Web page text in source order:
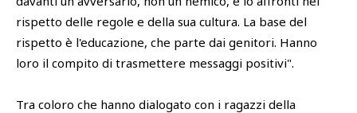
rispetto delle regole e della sua cultura. La base del
rispetto è l'educazione, che parte dai genitori. Hanno
loro il compito di trasmettere messaggi positivi".
Tra coloro che hanno dialogato con i ragazzi della